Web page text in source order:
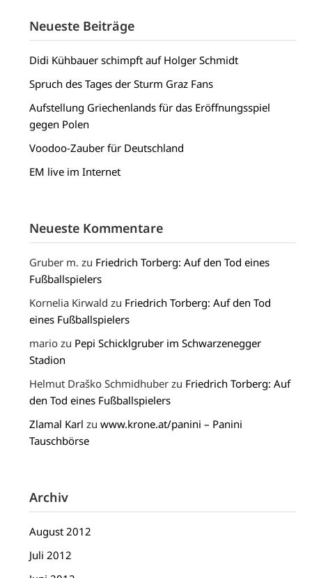
Neueste Beiträge
Didi Kühbauer schimpft auf Holger Schmidt
Spruch des Tages der Sturm Graz Fans
Aufstellung Griechenlands für das Eröffnungsspiel
gegen Polen
Voodoo-Zauber für Deutschland
EM live im Internet
Neueste Kommentare
Gruber m. zu Friedrich Torberg: Auf den Tod eines
Fußballspielers
Kornelia Kirwald zu Friedrich Torberg: Auf den Tod
eines Fußballspielers
mario zu Pepi Schicklgruber im Schwarzenegger
Stadion
Helmut Draško Schmidhuber zu Friedrich Torberg: Auf
den Tod eines Fußballspielers
Zlamal Karl zuwww.krone.at/panini – Panini
Tauschbörse
Archiv
August 2012
Juli 2012